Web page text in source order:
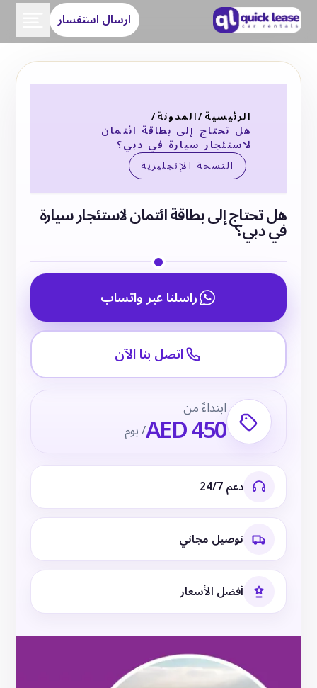
ارسال استفسار
الرئيسية/المدونة/
هل تحتاج إلى بطاقة ائتمان
لاستئجار سيارة في دبي؟
النسخة الإنجليزية
هل تحتاج إلى بطاقة ائتمان لاستئجار سيارة
في دبي؟
راسلنا عبر واتساب
اتصل بنا الآن
ابتداءً من
AED 450/ يوم
دعم 24/7
توصيل مجاني
أفضل الأسعار